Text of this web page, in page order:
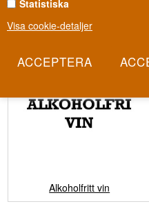
Statistiska
Visa cookie-detaljer
alkoholfritt. Utbudet är stort så
alkoholfritt universum på denna
Alkoholfritt vin